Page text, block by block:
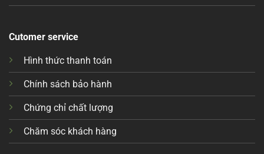
Cutomer service
Hình thức thanh toán
Chính sách bảo hành
Chứng chỉ chất lượng
Chăm sóc khách hàng